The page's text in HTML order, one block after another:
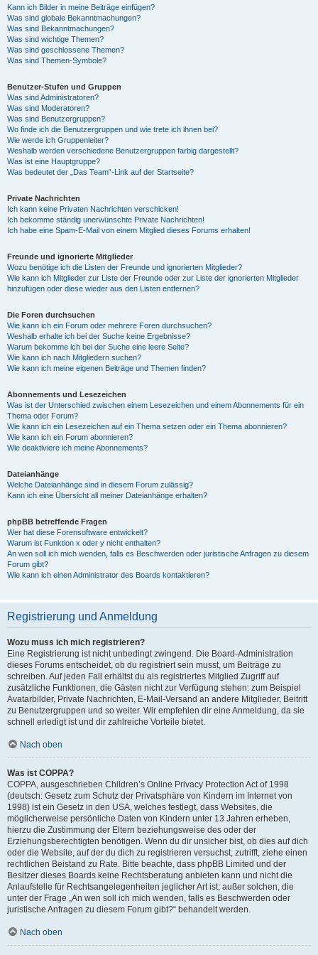
Kann ich Bilder in meine Beiträge einfügen?
Was sind globale Bekanntmachungen?
Was sind Bekanntmachungen?
Was sind wichtige Themen?
Was sind geschlossene Themen?
Was sind Themen-Symbole?
Benutzer-Stufen und Gruppen
Was sind Administratoren?
Was sind Moderatoren?
Was sind Benutzergruppen?
Wo finde ich die Benutzergruppen und wie trete ich ihnen bei?
Wie werde ich Gruppenleiter?
Weshalb werden verschiedene Benutzergruppen farbig dargestellt?
Was ist eine Hauptgruppe?
Was bedeutet der „Das Team“-Link auf der Startseite?
Private Nachrichten
Ich kann keine Privaten Nachrichten verschicken!
Ich bekomme ständig unerwünschte Private Nachrichten!
Ich habe eine Spam-E-Mail von einem Mitglied dieses Forums erhalten!
Freunde und ignorierte Mitglieder
Wozu benötige ich die Listen der Freunde und ignorierten Mitglieder?
Wie kann ich Mitglieder zur Liste der Freunde oder zur Liste der ignorierten Mitglieder
hinzufügen oder diese wieder aus den Listen entfernen?
Die Foren durchsuchen
Wie kann ich ein Forum oder mehrere Foren durchsuchen?
Weshalb erhalte ich bei der Suche keine Ergebnisse?
Warum bekomme ich bei der Suche eine leere Seite?
Wie kann ich nach Mitgliedern suchen?
Wie kann ich meine eigenen Beiträge und Themen finden?
Abonnements und Lesezeichen
Was ist der Unterschied zwischen einem Lesezeichen und einem Abonnements für ein
Thema oder Forum?
Wie kann ich ein Lesezeichen auf ein Thema setzen oder ein Thema abonnieren?
Wie kann ich ein Forum abonnieren?
Wie deaktiviere ich meine Abonnements?
Dateianhänge
Welche Dateianhänge sind in diesem Forum zulässig?
Kann ich eine Übersicht all meiner Dateianhänge erhalten?
phpBB betreffende Fragen
Wer hat diese Forensoftware entwickelt?
Warum ist Funktion x oder y nicht enthalten?
An wen soll ich mich wenden, falls es Beschwerden oder juristische Anfragen zu diesem
Forum gibt?
Wie kann ich einen Administrator des Boards kontaktieren?
Registrierung und Anmeldung
Wozu muss ich mich registrieren?
Eine Registrierung ist nicht unbedingt zwingend. Die Board-Administration
dieses Forums entscheidet, ob du registriert sein musst, um Beiträge zu
schreiben. Auf jeden Fall erhältst du als registriertes Mitglied Zugriff auf
zusätzliche Funktionen, die Gästen nicht zur Verfügung stehen: zum Beispiel
Avatarbilder, Private Nachrichten, E-Mail-Versand an andere Mitglieder, Beitritt
zu Benutzergruppen und so weiter. Wir empfehlen dir eine Anmeldung, da sie
schnell erledigt ist und dir zahlreiche Vorteile bietet.
Nach oben
Was ist COPPA?
COPPA, ausgeschrieben Children’s Online Privacy Protection Act of 1998
(deutsch: Gesetz zum Schutz der Privatsphäre von Kindern im Internet von
1998) ist ein Gesetz in den USA, welches festlegt, dass Websites, die
möglicherweise persönliche Daten von Kindern unter 13 Jahren erheben,
hierzu die Zustimmung der Eltern beziehungsweise des oder der
Erziehungsberechtigten benötigen. Wenn du dir unsicher bist, ob dies auf dich
oder die Website, auf der du dich zu registrieren versuchst, zutrifft, ziehe einen
rechtlichen Beistand zu Rate. Bitte beachte, dass phpBB Limited und der
Besitzer dieses Boards keine Rechtsberatung anbieten kann und nicht die
Anlaufstelle für Rechtsangelegenheiten jeglicher Art ist; außer solchen, die
unter der Frage „An wen soll ich mich wenden, falls es Beschwerden oder
juristische Anfragen zu diesem Forum gibt?“ behandelt werden.
Nach oben